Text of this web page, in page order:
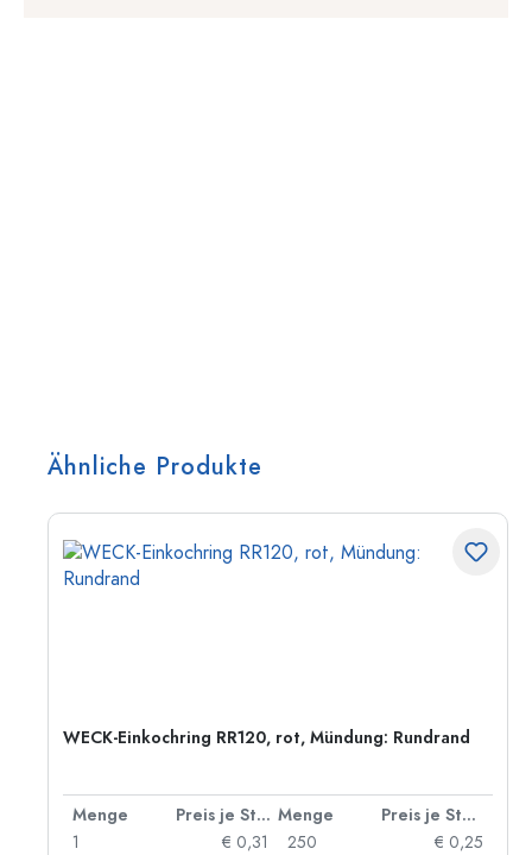
Ähnliche Produkte
WECK-Einkochring RR120, rot, Mündung: Rundrand
Menge Preis je Stück Menge
Preis je Stück
1
€ 0,31
250
€ 0,25